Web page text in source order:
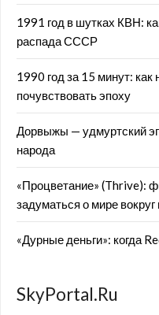
1991 год в шутках КВН:
распада СССР
1990 год за 15 минут: как
почувствовать эпоху
Дорвыжы — удмуртский
народа
«Процветание» (Thrive):
задуматься о мире вокруг
«Дурные деньги»: когда
SkyPortal.Ru